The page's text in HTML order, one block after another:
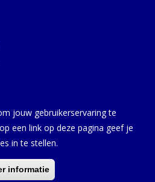
-ProductieHarold Beffers - Alle
InterIPNetworks
|disclaimer
jouw gebruikerservaring te
een link op deze pagina geef je
in te stellen.
informatie